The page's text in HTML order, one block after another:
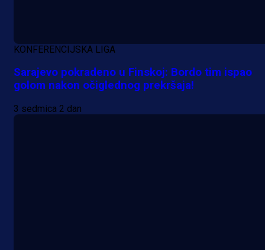
KONFERENCIJSKA LIGA
Sarajevo pokradeno u Finskoj: Bordo tim ispao
golom nakon očiglednog prekršaja!
3 sedmica 2 dan